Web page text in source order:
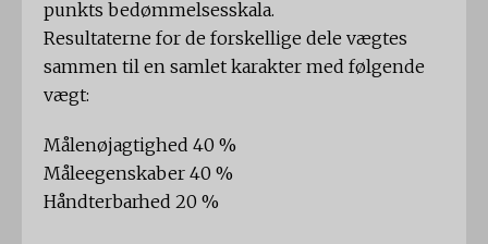
punkts bedømmelsesskala.
Resultaterne for de forskellige dele vægtes
sammen til en samlet karakter med følgende
vægt:
Målenøjagtighed 40 %
Måleegenskaber 40 %
Håndterbarhed 20 %